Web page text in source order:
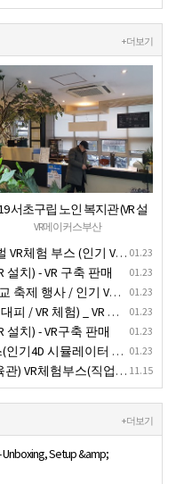
+ 더보기
서초구립 노인 복지관 (VR 설
치) - VR 구축 판매
VR메이커스부산
01.23
기 VR 체험) - VR렌탈대여 행사
01.23
설치) - VR 구축 판매
01.23
컨텐츠 ) - VR렌탈대여 행사
01.23
험) _ VR 렌탈대여행사
01.23
설치) - VR구축 판매
01.23
터 체험)-VR렌탈대여 행사
11.15
험 / 인기VR체험)-VR렌탈대여행사
+ 더보기
Setup &amp;